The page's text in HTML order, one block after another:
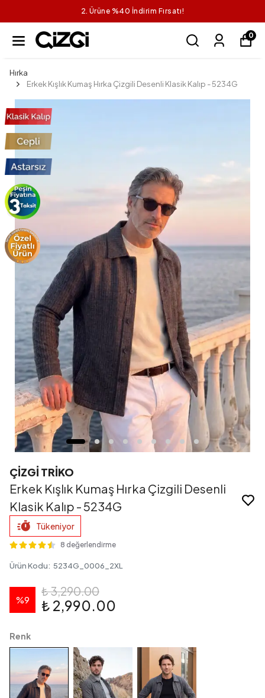
2. Ürüne %40 İndirim Fırsatı!
0
Hırka
Erkek Kışlık Kumaş Hırka Çizgili Desenli Klasik Kalıp - 5234G
ÇİZGİ TRİKO
Erkek Kışlık Kumaş Hırka Çizgili Desenli
Klasik Kalıp - 5234G
Tükeniyor
8 değerlendirme
Ürün Kodu: 5234G_0006_2XL
%9
₺ 3,290.00
₺ 2,990.00
Renk